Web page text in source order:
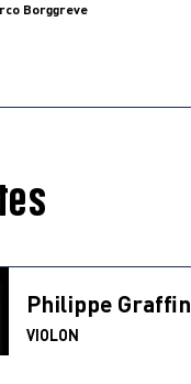
Borggreve
Philippe Graffin
VIOLON